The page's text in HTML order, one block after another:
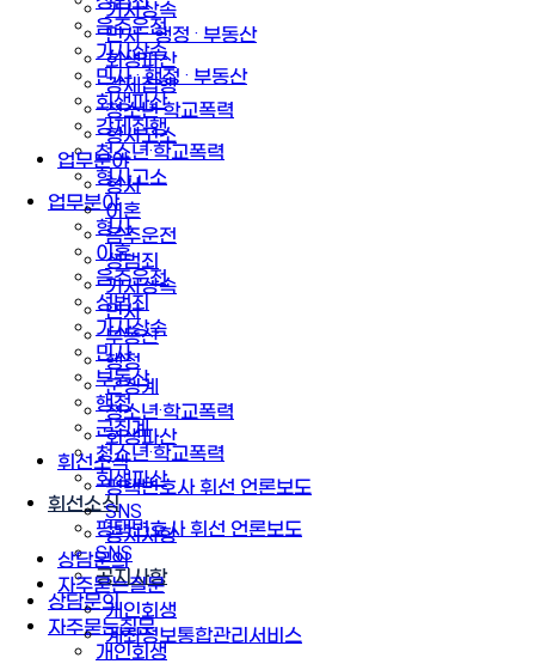
음주운전
가사상속
민사 · 행정 · 부동산
회생파산
강제집행
청소년·학교폭력
형사고소
업무분야
형사
이혼
음주운전
성범죄
가사상속
민사
부동산
행정
군징계
청소년·학교폭력
회생파산
휘선소식
평택변호사 휘선 언론보도
SNS
공지사항
상담문의
자주묻는질문
개인회생
가사상속
민사 · 행정 · 부동산
회생파산
강제집행
청소년·학교폭력
형사고소
업무분야
형사
이혼
음주운전
성범죄
가사상속
민사
부동산
행정
군징계
청소년·학교폭력
회생파산
휘선소식
평택변호사 휘선 언론보도
SNS
공지사항
상담문의
자주묻는질문
개인회생
계좌정보통합관리서비스